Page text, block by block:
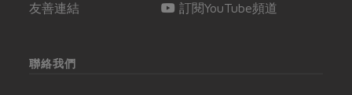
友善連結
訂閱YouTube頻道
聯絡我們